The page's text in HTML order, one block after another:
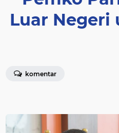
Luar Negeri
komentar